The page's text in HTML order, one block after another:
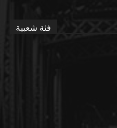
فئة شعبية